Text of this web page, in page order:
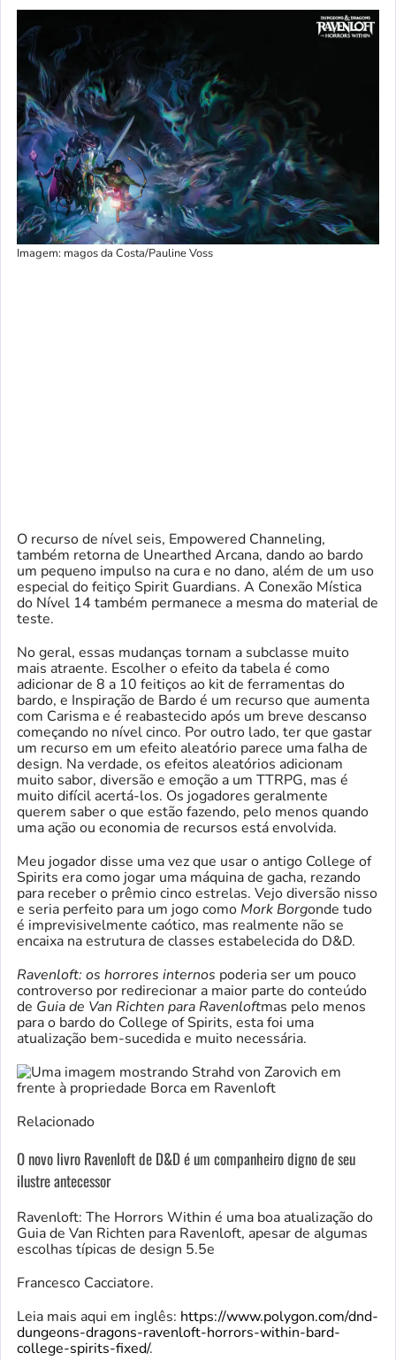
Imagem: magos da Costa/Pauline Voss
O recurso de nível seis, Empowered Channeling,
também retorna de Unearthed Arcana, dando ao bardo
um pequeno impulso na cura e no dano, além de um uso
especial do feitiço Spirit Guardians. A Conexão Mística
do Nível 14 também permanece a mesma do material de
teste.
No geral, essas mudanças tornam a subclasse muito
mais atraente. Escolher o efeito da tabela é como
adicionar de 8 a 10 feitiços ao kit de ferramentas do
bardo, e Inspiração de Bardo é um recurso que aumenta
com Carisma e é reabastecido após um breve descanso
começando no nível cinco. Por outro lado, ter que gastar
um recurso em um efeito aleatório parece uma falha de
design. Na verdade, os efeitos aleatórios adicionam
muito sabor, diversão e emoção a um TTRPG, mas é
muito difícil acertá-los. Os jogadores geralmente
querem saber o que estão fazendo, pelo menos quando
uma ação ou economia de recursos está envolvida.
Meu jogador disse uma vez que usar o antigo College of
Spirits era como jogar uma máquina de gacha, rezando
para receber o prêmio cinco estrelas. Vejo diversão nisso
e seria perfeito para um jogo como Mork Borgonde tudo
é imprevisivelmente caótico, mas realmente não se
encaixa na estrutura de classes estabelecida do D&D.
Ravenloft: os horrores internos poderia ser um pouco
controverso por redirecionar a maior parte do conteúdo
de Guia de Van Richten para Ravenloftmas pelo menos
para o bardo do College of Spirits, esta foi uma
atualização bem-sucedida e muito necessária.
Relacionado
O novo livro Ravenloft de D&D é um companheiro digno de seu
ilustre antecessor
Ravenloft: The Horrors Within é uma boa atualização do
Guia de Van Richten para Ravenloft, apesar de algumas
escolhas típicas de design 5.5e
Francesco Cacciatore.
Leia mais aqui em inglês: https://www.polygon.com/dnd-
dungeons-dragons-ravenloft-horrors-within-bard-
college-spirits-fixed/.